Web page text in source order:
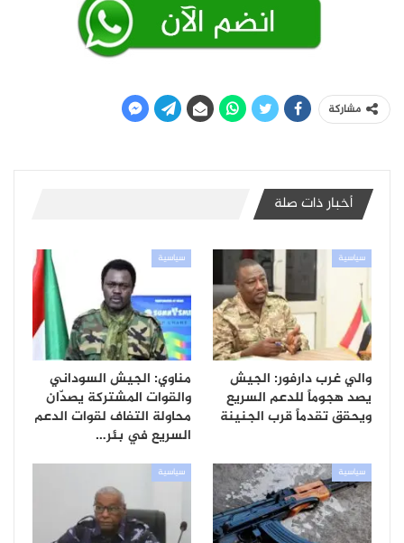
مشاركة
أخبار ذات صلة
سياسية
والي غرب دارفور: الجيش
يصد هجوماً للدعم السريع
ويحقق تقدماً قرب الجنينة
سياسية
مناوي: الجيش السوداني
والقوات المشتركة يصدّان
محاولة التفاف لقوات الدعم
السريع في بئر…
سياسية سياسية